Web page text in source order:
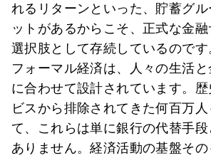
れるリターンといった、貯蓄グル
ットがあるからこそ、正式な金
選択肢として存続しているので
フォーマル経済は、人々の生活
に合わせて設計されています。
ビスから排除されてきた何百万
て、これらは単に銀行の代替手
ありません。経済活動の基盤その